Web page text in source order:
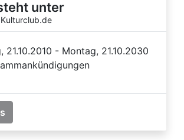
unter
21.10.2010 - Montag, 21.10.2030